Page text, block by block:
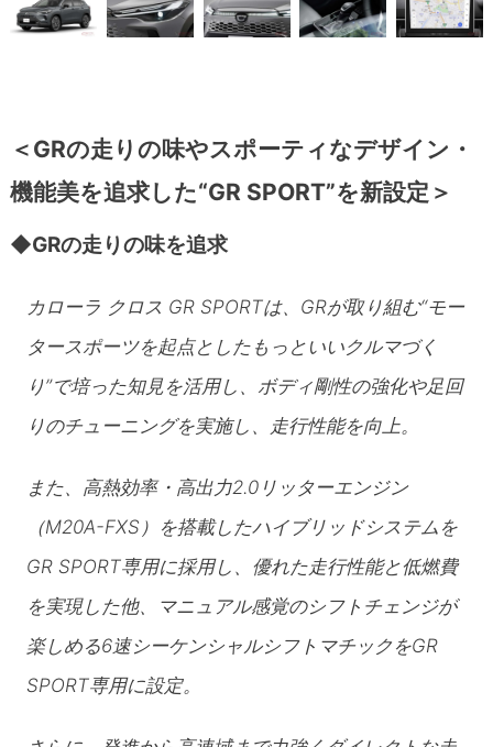
＜GRの走りの味やスポーティなデザイン・
機能美を追求した“GR SPORT”を新設定＞
◆GRの走りの味を追求
カローラ クロス GR SPORTは、GRが取り組む“モー
タースポーツを起点としたもっといいクルマづく
り”で培った知見を活用し、ボディ剛性の強化や足回
りのチューニングを実施し、走行性能を向上。
また、高熱効率・高出力2.0リッターエンジン
（M20A-FXS）を搭載したハイブリッドシステムを
GR SPORT専用に採用し、優れた走行性能と低燃費
を実現した他、マニュアル感覚のシフトチェンジが
楽しめる6速シーケンシャルシフトマチックをGR
SPORT専用に設定。